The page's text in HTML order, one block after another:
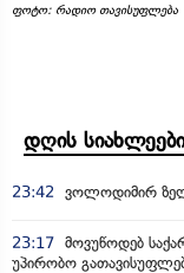
ფოტო: რადიო თავისუფლება
დღის სიახლეები
23:42 ვოლოდიმირ
23:17 მოვუწოდებ
უპირობო